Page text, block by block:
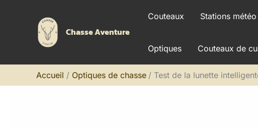
Chasse Aventure
Couteaux Stations
Optiques Couteaux de
Accueil Optiques de chasse Test de la lunette